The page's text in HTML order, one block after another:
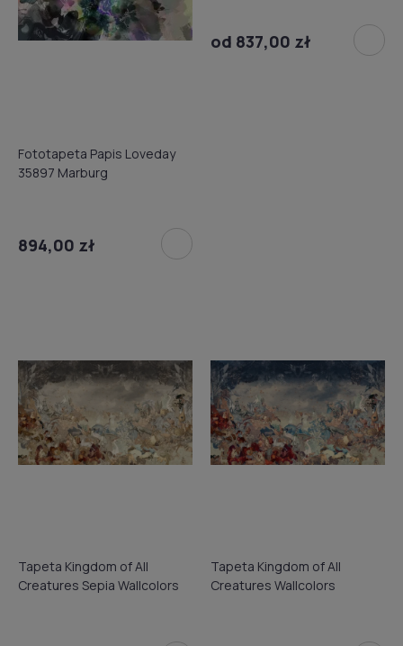
Fototapeta Papis Loveday
35897 Marburg
894,00 zł
od 837,00 zł
Tapeta Kingdom of All
Creatures Sepia Wallcolors
Tapeta Kingdom of All
Creatures Wallcolors